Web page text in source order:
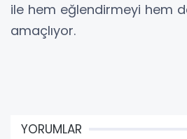
ile hem eğlendirmeyi hem
amaçlıyor.
YORUMLAR